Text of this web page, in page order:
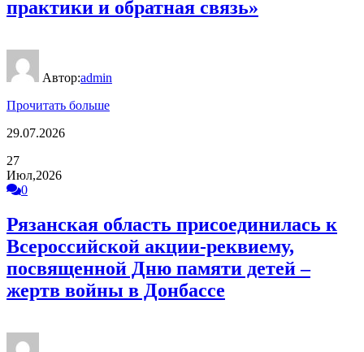
практики и обратная связь»
Автор:admin
Прочитать больше
29.07.2026
27
Июл,2026
0
Рязанская область присоединилась к
Всероссийской акции-реквиему,
посвященной Дню памяти детей –
жертв войны в Донбассе